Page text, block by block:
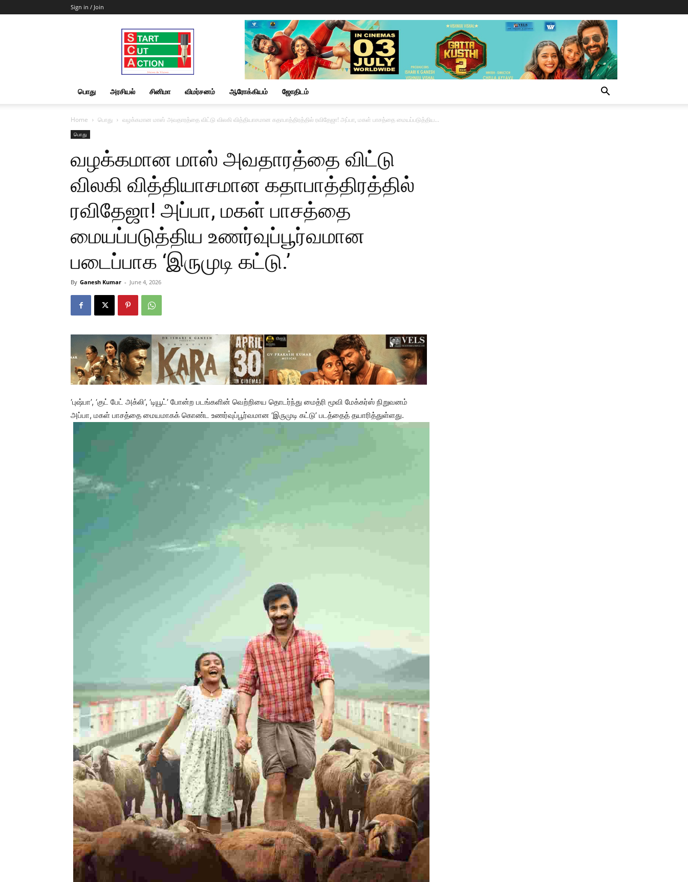
Sign in / Join
Start
Cut
Action
|
News
&
பொது அரசியல் சினிமா விமர்சனம் ஆரோக்கியம் ஜோதிடம்
Home பொது வழக்கமான மாஸ் அவதாரத்தை விட்டு விலகி வித்தியாசமான கதாபாத்திரத்தில் ரவிதேஜா! அப்பா, மகள் பாசத்தை மையப்படுத்திய...
பொது
வழக்கமான மாஸ் அவதாரத்தை விட்டு
விலகி வித்தியாசமான கதாபாத்திரத்தில்
ரவிதேஜா! அப்பா, மகள் பாசத்தை
மையப்படுத்திய உணர்வுப்பூர்வமான
படைப்பாக ‘இருமுடி கட்டு.’
By Ganesh Kumar - June 4, 2026
‘புஷ்பா’, ‘குட் பேட் அக்லி’, ‘டியூட்’ போன்ற படங்களின் வெற்றியை தொடர்ந்து மைத்ரி மூவி மேக்கர்ஸ் நிறுவனம்
அப்பா, மகள் பாசத்தை மையமாகக் கொண்ட உணர்வுப்பூர்வமான ‘இருமுடி கட்டு’ படத்தைத் தயாரித்துள்ளது.